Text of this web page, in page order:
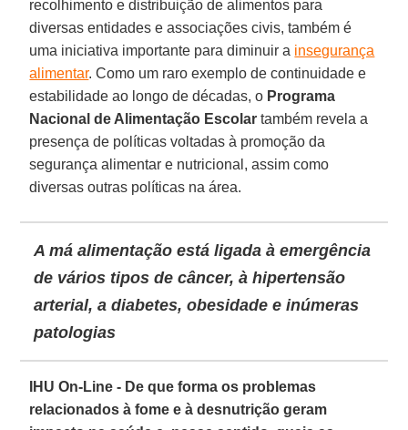
recolhimento e distribuição de alimentos para
diversas entidades e associações civis, também é
uma iniciativa importante para diminuir a insegurança
alimentar. Como um raro exemplo de continuidade e
estabilidade ao longo de décadas, o Programa
Nacional de Alimentação Escolar também revela a
presença de políticas voltadas à promoção da
segurança alimentar e nutricional, assim como
diversas outras políticas na área.
A má alimentação está ligada à emergência
de vários tipos de câncer, à hipertensão
arterial, a diabetes, obesidade e inúmeras
patologias
IHU On-Line - De que forma os problemas
relacionados à fome e à desnutrição geram